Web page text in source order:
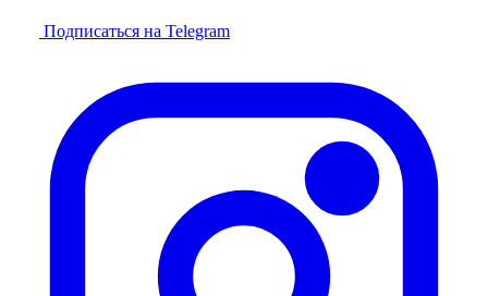
Подписаться на Telegram